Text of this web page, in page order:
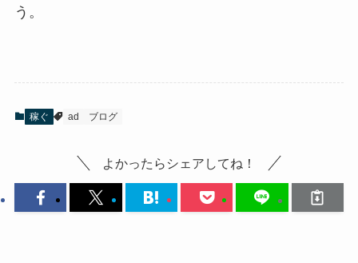
う。
稼ぐ ad ブログ
よかったらシェアしてね！